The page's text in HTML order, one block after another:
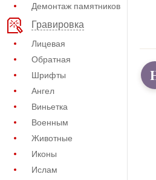
Демонтаж памятников
Гравировка
Лицевая
Обратная
Шрифты
Ангел
Виньетка
Военным
Животные
Иконы
Ислам